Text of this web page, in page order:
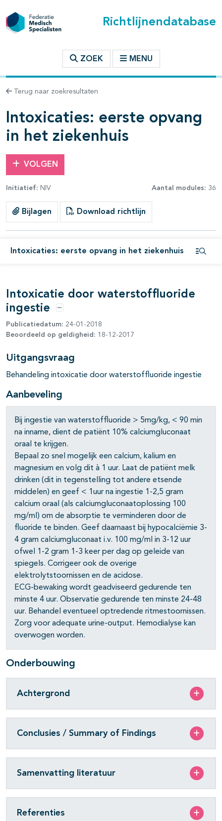
Richtlijnendatabase
ZOEK MENU
Terug naar zoekresultaten
Intoxicaties: eerste opvang
in het ziekenhuis
VOLGEN
Initiatief: NIV Aantal modules: 36
Bijlagen Download richtlijn
Intoxicaties: eerste opvang in het ziekenhuis
binnen deze richtlijn
open- en dichtklappen
Intoxicatie door waterstoffluoride
ingestie
Opties
Publicatiedatum: 24-01-2018
Beoordeeld op geldigheid: 18-12-2017
Uitgangsvraag
Behandeling intoxicatie door waterstoffluoride ingestie
Aanbeveling
Bij ingestie van waterstoffluoride > 5mg/kg, < 90 min
na inname, dient de patiënt 10% calciumgluconaat
oraal te krijgen.
Bepaal zo snel mogelijk een calcium, kalium en
magnesium en volg dit à 1 uur. Laat de patiënt melk
drinken (dit in tegenstelling tot andere etsende
middelen) en geef < 1uur na ingestie 1-2,5 gram
calcium oraal (als calciumgluconaatoplossing 100
mg/ml) om de absorptie te verminderen door de
fluoride te binden. Geef daarnaast bij hypocalciëmie 3-
4 gram calciumgluconaat i.v. 100 mg/ml in 3-12 uur
ofwel 1-2 gram 1-3 keer per dag op geleide van
spiegels. Corrigeer ook de overige
elektrolytstoornissen en de acidose.
ECG-bewaking wordt geadviseerd gedurende ten
minste 4 uur. Observatie gedurende ten minste 24-48
uur. Behandel eventueel optredende ritmestoornissen.
Zorg voor adequate urine-output. Hemodialyse kan
overwogen worden.
Onderbouwing
Achtergrond
Conclusies / Summary of Findings
Samenvatting literatuur
Referenties